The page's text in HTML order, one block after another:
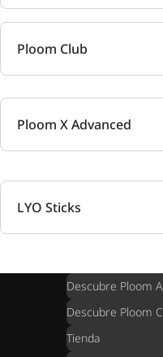
Ploom Club
Ploom X Advanced
LYO Sticks
Descubre Ploom
Descubre Ploom
Tienda